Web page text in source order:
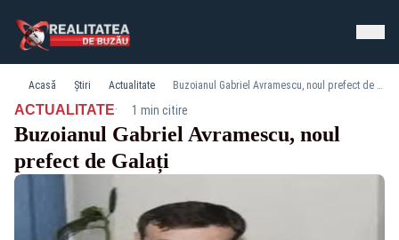
Acasă Știri Actualitate Buzoianul Gabriel Avramescu, noul prefect de Galați
ACTUALITATE· 1 min citire
Buzoianul Gabriel Avramescu, noul
prefect de Galați